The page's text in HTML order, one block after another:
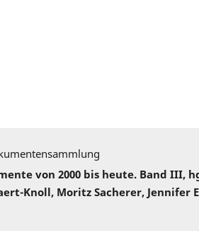
von 2000 bis heute. Band III,
Knoll, Moritz Sacherer, Jennifer